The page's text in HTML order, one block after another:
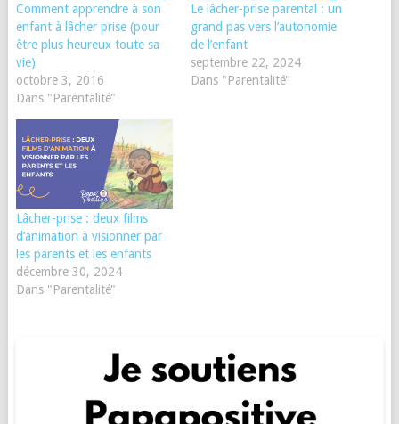
Comment apprendre à son
enfant à lâcher prise (pour
être plus heureux toute sa
vie)
octobre 3, 2016
Dans "Parentalité"
Le lâcher-prise parental : un
grand pas vers l’autonomie
de l’enfant
septembre 22, 2024
Dans "Parentalité"
Lâcher-prise : deux films
d’animation à visionner par
les parents et les enfants
décembre 30, 2024
Dans "Parentalité"